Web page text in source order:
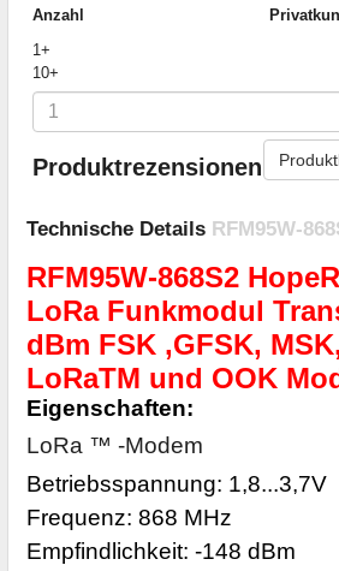
Anzahl
1+
10+
Produktrezensionen
Technische Details RFM95W-
RFM95W-868S2
LoRa Funkmodul
dBm FSK ,GFSK,
LoRaTM und OOK
Eigenschaften:
LoRa ™ -Modem
Betriebsspannung: 1,8...3,7V
Frequenz: 868 MHz
Empfindlichkeit: -148 dBm